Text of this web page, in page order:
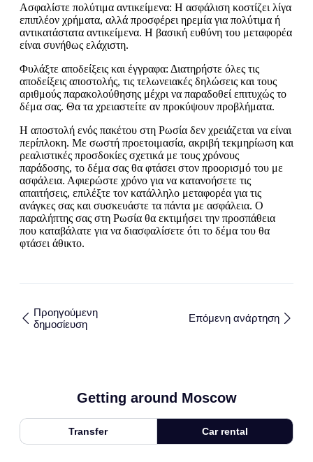
Ασφαλίστε πολύτιμα αντικείμενα: Η ασφάλιση κοστίζει λίγα
επιπλέον χρήματα, αλλά προσφέρει ηρεμία για πολύτιμα ή
αντικατάστατα αντικείμενα. Η βασική ευθύνη του μεταφορέα
είναι συνήθως ελάχιστη.
Φυλάξτε αποδείξεις και έγγραφα: Διατηρήστε όλες τις
αποδείξεις αποστολής, τις τελωνειακές δηλώσεις και τους
αριθμούς παρακολούθησης μέχρι να παραδοθεί επιτυχώς το
δέμα σας. Θα τα χρειαστείτε αν προκύψουν προβλήματα.
Η αποστολή ενός πακέτου στη Ρωσία δεν χρειάζεται να είναι
περίπλοκη. Με σωστή προετοιμασία, ακριβή τεκμηρίωση και
ρεαλιστικές προσδοκίες σχετικά με τους χρόνους
παράδοσης, το δέμα σας θα φτάσει στον προορισμό του με
ασφάλεια. Αφιερώστε χρόνο για να κατανοήσετε τις
απαιτήσεις, επιλέξτε τον κατάλληλο μεταφορέα για τις
ανάγκες σας και συσκευάστε τα πάντα με ασφάλεια. Ο
παραλήπτης σας στη Ρωσία θα εκτιμήσει την προσπάθεια
που καταβάλατε για να διασφαλίσετε ότι το δέμα του θα
φτάσει άθικτο.
Προηγούμενη
δημοσίευση
Επόμενη ανάρτηση
Getting around Moscow
Transfer Car rental